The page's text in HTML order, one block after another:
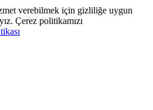
verebilmek için gizliliğe uygun
Çerez politikamızı